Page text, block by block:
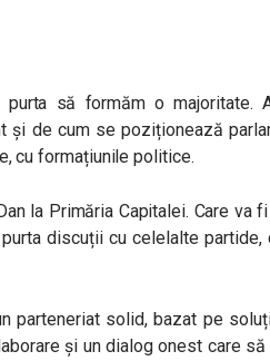
să formăm o majoritate.
și de cum se poziționează
cu formațiunile politice.
la Primăria Capitalei. Care va
discuții cu celelalte partide,
parteneriat solid, bazat pe
și un dialog onest care să